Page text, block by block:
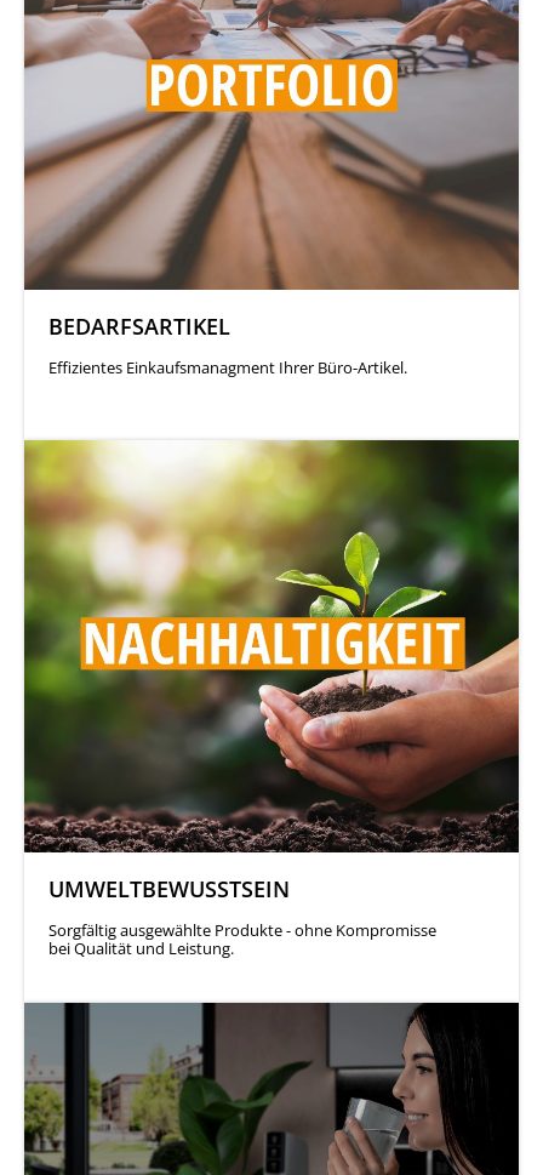
BEDARFSARTIKEL
Effizientes Einkaufsmanagment Ihrer Büro-Artikel.
UMWELTBEWUSSTSEIN
Sorgfältig ausgewählte Produkte - ohne Kompromisse
bei Qualität und Leistung.